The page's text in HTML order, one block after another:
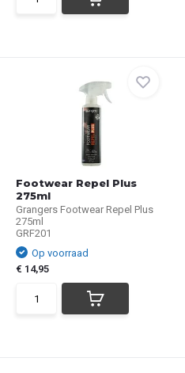
Footwear Repel Plus
275ml
Grangers Footwear Repel Plus
275ml
GRF201
Op voorraad
€ 14,95